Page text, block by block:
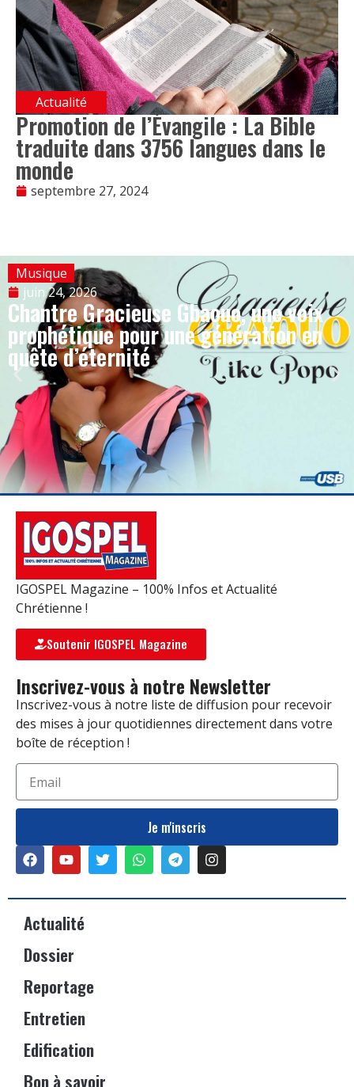
Actualité
Promotion de l’Évangile : La Bible
traduite dans 3756 langues dans le
monde
septembre 27, 2024
Musique
juin 24, 2026
Chantre Gracieuse Gbaouo, une voix
prophétique pour une génération en
quête d’éternité
IGOSPEL Magazine – 100% Infos et Actualité
Chrétienne !
Soutenir IGOSPEL Magazine
Inscrivez-vous à notre Newsletter
Inscrivez-vous à notre liste de diffusion pour recevoir
des mises à jour quotidiennes directement dans votre
boîte de réception !
Je m'inscris
Actualité
Dossier
Reportage
Entretien
Edification
Bon à savoir